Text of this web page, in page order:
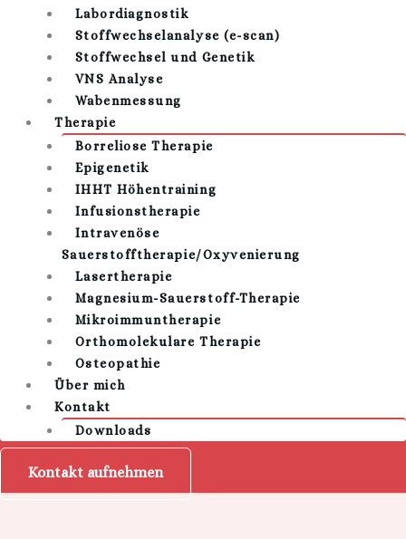
Labordiagnostik
Stoffwechselanalyse (e-scan)
Stoffwechsel und Genetik
VNS Analyse
Wabenmessung
Therapie
Borreliose Therapie
Epigenetik
IHHT Höhentraining
Infusionstherapie
Intravenöse
Sauerstofftherapie/Oxyvenierung
Lasertherapie
Magnesium-Sauerstoff-Therapie
Mikroimmuntherapie
Orthomolekulare Therapie
Osteopathie
Über mich
Kontakt
Downloads
Kontakt aufnehmen